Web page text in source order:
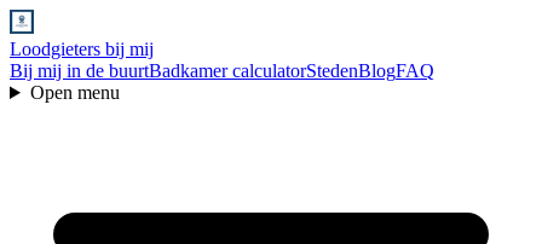
Loodgieters bij mij
Bij mij in de buurtBadkamer calculatorStedenBlogFAQ
Open menu